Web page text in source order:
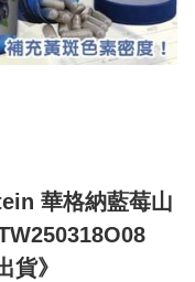
華格納藍莓山
貨》